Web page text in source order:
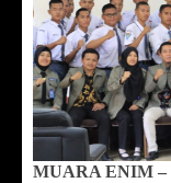
MUARA ENIM –